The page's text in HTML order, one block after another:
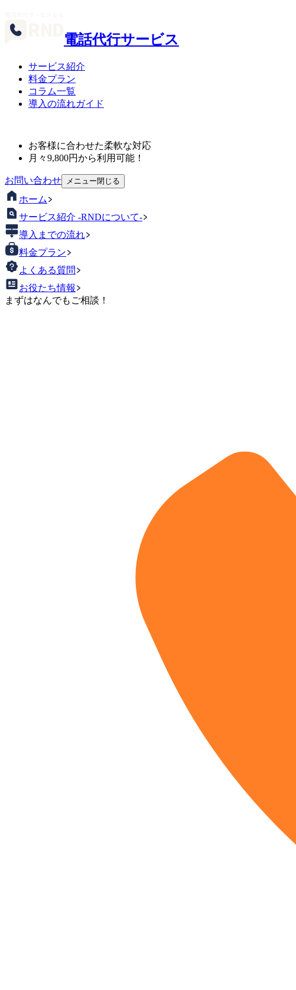
電話代行サービス
サービス紹介
料金プラン
コラム一覧
導入の流れガイド
お客様に合わせた柔軟な対応
月々9,800円から利用可能！
お問い合わせ メニュー閉じる
ホーム
サービス紹介 -RNDについて-
導入までの流れ
料金プラン
よくある質問
お役たち情報
まずはなんでもご相談！